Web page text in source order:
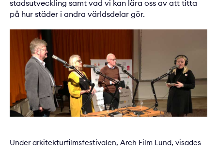
stadsutveckling samt vad vi kan lära oss av att titta
på hur städer i andra världsdelar gör.
Under arkitekturfilmsfestivalen, Arch Film Lund, visades